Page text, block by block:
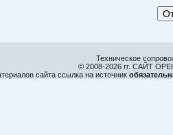
Техническое
© 2008-2026 гг. САЙТ
сайта ссылка на источник